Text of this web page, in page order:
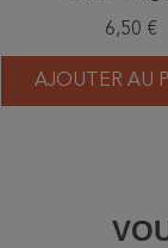
6,50 €
AJOUTER AU